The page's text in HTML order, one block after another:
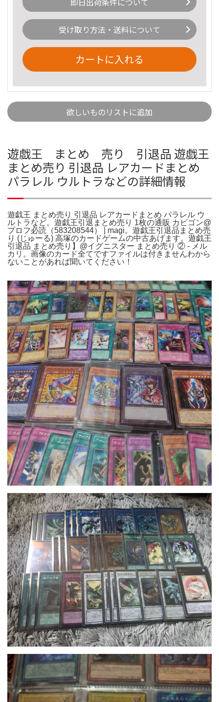
受け取り方法・送料について
カートに入れる
欲しいものリストに追加
遊戯王 まとめ 売り 引退品 遊戯王
まとめ売り 引退品 レアカードまとめ
パラレル ウルトラなどの詳細情報
遊戯王 まとめ売り 引退品 レアカードまとめ パラレル ウ
ルトラなど。遊戯王引退まとめ売り 1枚の通販 カビゴン@
プロフ必読（583208544） | magi。遊戯王引退品まとめ売
り (じゅーる) 高塚のカードゲームの中古あげます。遊戯王
引退品 まとめ売り】@イグニスター まとめ売り ② - メル
カリ。画像のカード全てですファイルは付きませんわから
ないことがあれば聞いてください！